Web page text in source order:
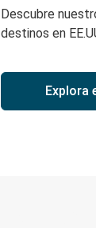
Descubre
destinos en
Explora